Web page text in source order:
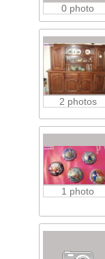
0 photo
2 photos
1 photo